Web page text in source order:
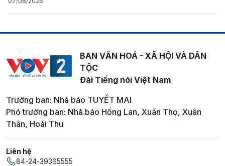
BAN VĂN HOÁ - XÃ HỘI VÀ DÂN
TỘC
Đài Tiếng nói Việt Nam
Trưởng ban: Nhà báo TUYẾT MAI
Phó trưởng ban: Nhà báo Hồng Lan, Xuân Thọ, Xuân
Thân, Hoài Thu
Liên hệ
84-24-39365555